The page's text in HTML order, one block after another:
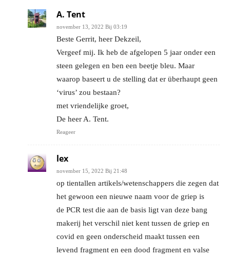
A. Tent
november 13, 2022 Bij 03:19
Beste Gerrit, heer Dekzeil,
Vergeef mij. Ik heb de afgelopen 5 jaar onder een
steen gelegen en ben een beetje bleu. Maar
waarop baseert u de stelling dat er überhaupt geen
‘virus’ zou bestaan?
met vriendelijke groet,
De heer A. Tent.
Reageer
lex
november 15, 2022 Bij 21:48
op tientallen artikels/wetenschappers die zegen dat
het gewoon een nieuwe naam voor de griep is
de PCR test die aan de basis ligt van deze bang
makerij het verschil niet kent tussen de griep en
covid en geen onderscheid maakt tussen een
levend fragment en een dood fragment en valse